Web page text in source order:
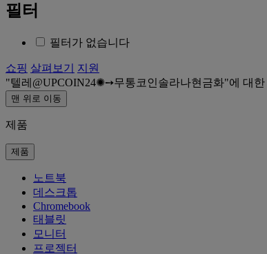
필터
필터가 없습니다
쇼핑 살펴보기
지원
텔레@UPCOIN24✺➙무통코인솔라나현금화 에 대한
맨 위로 이동
제품
제품
노트북
데스크톱
Chromebook
태블릿
모니터
프로젝터